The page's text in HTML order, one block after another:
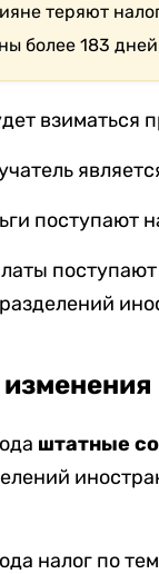
теряют
более 183
взиматься
поступают
штатные
налог по